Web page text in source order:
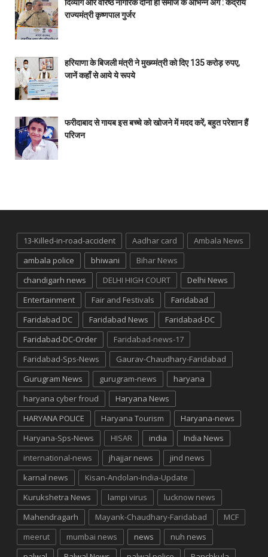
दिव्यांग और वरिष्ठ नागरिक दोनों ही समाज के अभिन्न अंग : केंद्रीय
राज्यमंत्री कृष्णपाल गुर्जर
हरियाणा के बिजली मंत्री ने मुख्य्मंत्री को दिए 135 करोड़ रुपए,
जानें कहाँ से आये ये रूपये
फरीदाबाद से गायब इस बच्चे को खोजने में मदद करें, बहुत परेशान हैं
परिजन
13-Killed-in-road-accident Aadhar card
Ambala News
ambala police
bhiwani
Bihar News
chandigarh news
DELHI HIGH COURT
Delhi News
Entertainment
Fair and Festivals
Faridabad
Faridabad DC
Faridabad News
Faridabad-DC
Faridabad-DC-Order
Faridabad-news-17
Faridabad-Sps-News
Gaurav-Chaudhary-Faridabad
Gurugram News
gurugram-news
haryana
haryana cyber froud
Haryana News
HARYANA POLICE
Haryana Tourism
Haryana-news
Haryana-Sps-News
HISAR india
India News
international-news
jhajjar news
jind news
karnal news
Kisan-Andolan-India-Update
Kurukshetra News
lampi virus
lucknow news
Mahendragarh
Mayank-Chaudhary-Faridabad
MCF
meerut
mumbai news news
nuh news